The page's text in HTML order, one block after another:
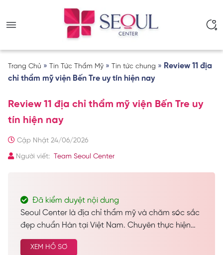
Trang Chủ » Tin Tức Thẩm Mỹ » Tin tức chung » Review 11 địa
chỉ thẩm mỹ viện Bến Tre uy tín hiện nay
Review 11 địa chỉ thẩm mỹ viện Bến Tre uy
tín hiện nay
Cập Nhật 24/06/2026
Người viết: Team Seoul Center
Đã kiểm duyệt nội dung
Seoul Center là địa chỉ thẩm mỹ và chăm sóc sắc
đẹp chuẩn Hàn tại Việt Nam. Chuyên thực hiện
các dịch vụ spa làm đẹp, chăm sóc da công nghệ
cao… Được nhiều khách hàng tin tưởng và lựa
XEM HỒ SƠ